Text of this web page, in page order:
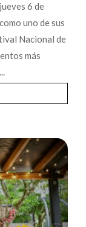
6 de
uno de sus
Nacional de
más